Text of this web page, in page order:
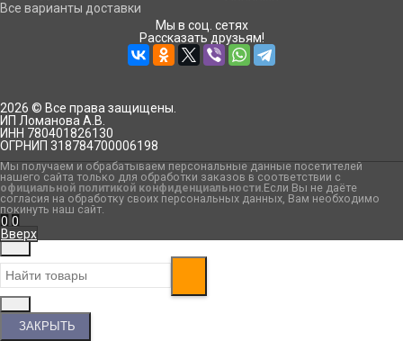
Все варианты доставки
Мы в соц. сетях
Рассказать друзьям!
2026 © Все права защищены.
ИП Ломанова А.В.
ИНН 780401826130
ОГРНИП 318784700006198
Мы получаем и обрабатываем персональные данные посетителей
нашего сайта только для обработки заказов в соответствии с
официальной политикой конфиденциальности.Если Вы не даёте
согласия на обработку своих персональных данных, Вам необходимо
покинуть наш сайт.
0 0
Вверх
ЗАКРЫТЬ